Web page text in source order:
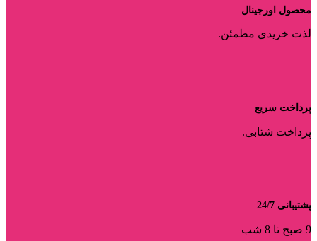
محصول اورجینال
لذت خریدی مطمئن.
پرداخت سریع
پرداخت شتابی.
پشتیبانی 24/7
9 صبح تا 8 شب